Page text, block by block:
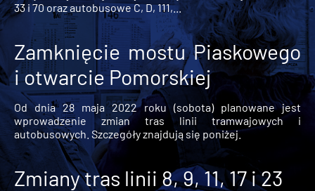
33 i 70 oraz autobusowe C, D, 111,...
Zamknięcie mostu Piaskowego
i otwarcie Pomorskiej
Od dnia 28 maja 2022 roku (sobota) planowane jest
wprowadzenie zmian tras linii tramwajowych i
autobusowych. Szczegóły znajdują się poniżej.
Zmiany tras linii 8, 9, 11, 17 i 23